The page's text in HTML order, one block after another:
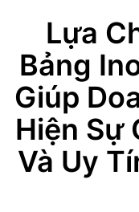
Lựa
Bảng
Giúp
Hiện Sự
Và Uy